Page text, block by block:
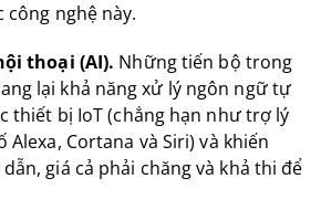
công nghệ này.
thoại (AI). Những tiến bộ trong
lại khả năng xử lý ngôn ngữ tự
thiết bị IoT (chẳng hạn như trợ lý
Alexa, Cortana và Siri) và khiến
giá cả phải chăng và khả thi để